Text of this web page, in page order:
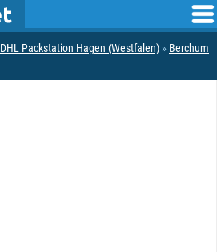
DHL Packstation Hagen (Westfalen) » Berchum